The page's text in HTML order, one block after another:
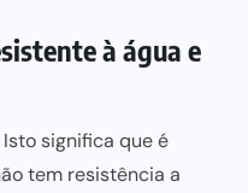
à água e
significa que é
tem resistência a